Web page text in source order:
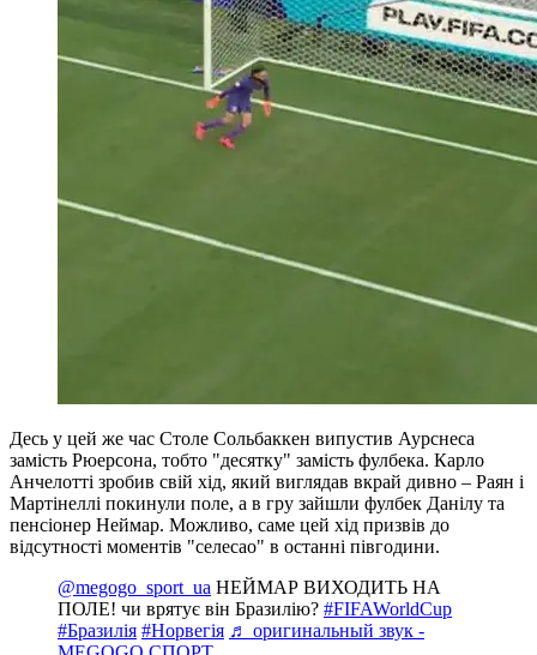
Десь у цей же час Столе Сольбаккен випустив Аурснеса
замість Рюерсона, тобто "десятку" замість фулбека. Карло
Анчелотті зробив свій хід, який виглядав вкрай дивно – Раян і
Мартінеллі покинули поле, а в гру зайшли фулбек Данілу та
пенсіонер Неймар. Можливо, саме цей хід призвів до
відсутності моментів "селесао" в останні півгодини.
@megogo_sport_ua НЕЙМАР ВИХОДИТЬ НА
ПОЛЕ! чи врятує він Бразилію? #FIFAWorldCup
#Бразилія #Норвегія ♬ оригинальный звук -